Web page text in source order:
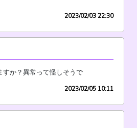
2023/02/03 22:30
すか？異常って怪しそうで
2023/02/05 10:11